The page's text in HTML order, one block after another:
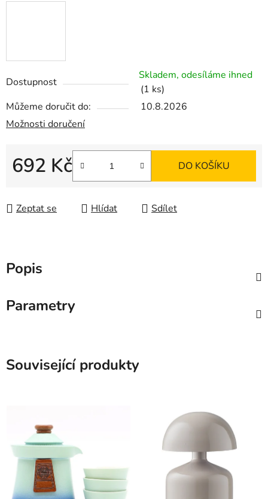
Dostupnost
Skladem, odesíláme ihned
(1 ks)
Můžeme doručit do:
10.8.2026
Možnosti doručení
692 Kč DO KOŠÍKU
Zeptat se Hlídat Sdílet
Popis
Parametry
Související produkty